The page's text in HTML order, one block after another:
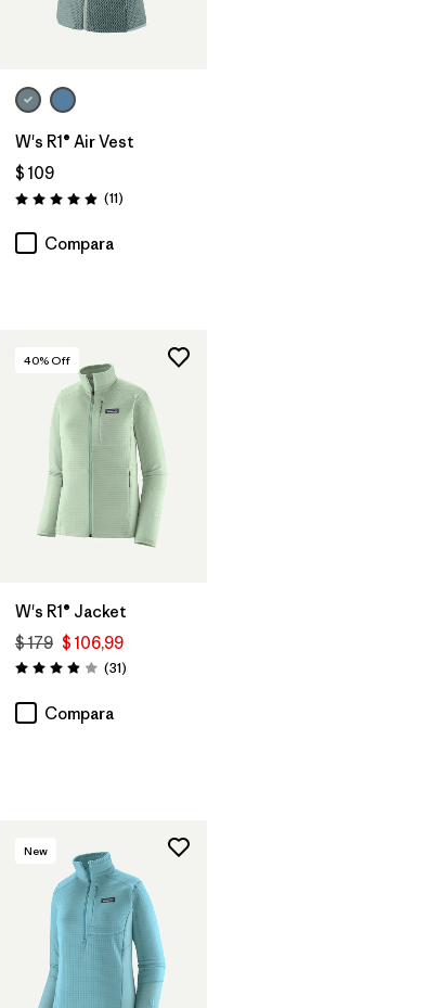
W's R1® Air Vest
$ 109
Valoración: 4.9 / 5
(11Comentarios
)
Compara
40% Off
W's R1® Jacket
$ 179 $ 106,99
Valoración: 3.9 / 5
(31Comentarios
)
Compara
New